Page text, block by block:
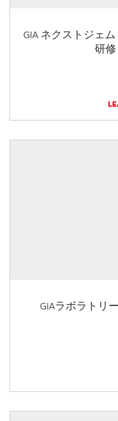
GIA ネクストジェ
研
GIAラボラトリ